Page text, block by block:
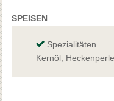
SPEISEN
Spezialitäten
Kernöl,